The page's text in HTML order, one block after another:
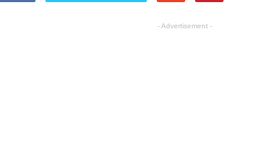
- Advertisement -